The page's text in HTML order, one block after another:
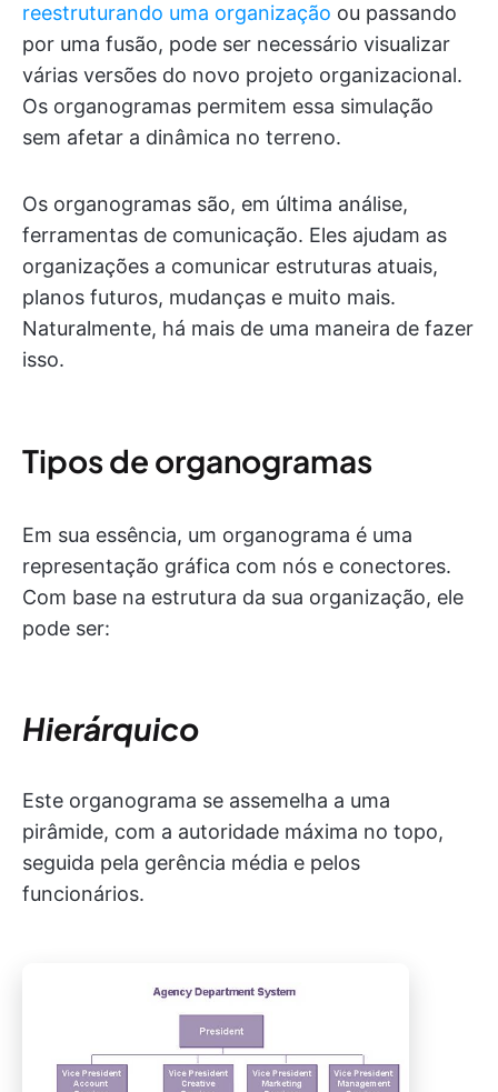
reestruturando uma organização ou passando
por uma fusão, pode ser necessário visualizar
várias versões do novo projeto organizacional.
Os organogramas permitem essa simulação
sem afetar a dinâmica no terreno.
Os organogramas são, em última análise,
ferramentas de comunicação. Eles ajudam as
organizações a comunicar estruturas atuais,
planos futuros, mudanças e muito mais.
Naturalmente, há mais de uma maneira de fazer
isso.
Tipos de organogramas
Em sua essência, um organograma é uma
representação gráfica com nós e conectores.
Com base na estrutura da sua organização, ele
pode ser:
Hierárquico
Este organograma se assemelha a uma
pirâmide, com a autoridade máxima no topo,
seguida pela gerência média e pelos
funcionários.